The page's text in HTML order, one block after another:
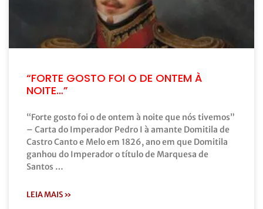
“FORTE GOSTO FOI O DE ONTEM À
NOITE…”
“Forte gosto foi o de ontem à noite que nós tivemos”
– Carta do Imperador Pedro I à amante Domitila de
Castro Canto e Melo em 1826, ano em que Domitila
ganhou do Imperador o título de Marquesa de
Santos …
LEIA MAIS »